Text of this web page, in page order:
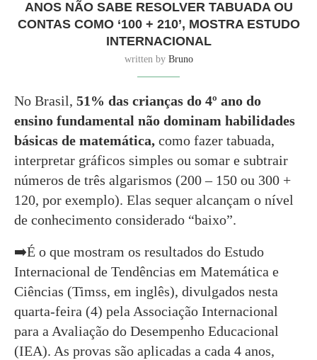
ANOS NÃO SABE RESOLVER TABUADA OU
CONTAS COMO ‘100 + 210’, MOSTRA ESTUDO
INTERNACIONAL
written by Bruno
No Brasil, 51% das crianças do 4º ano do
ensino fundamental não dominam habilidades
básicas de matemática, como fazer tabuada,
interpretar gráficos simples ou somar e subtrair
números de três algarismos (200 – 150 ou 300 +
120, por exemplo). Elas sequer alcançam o nível
de conhecimento considerado “baixo”.
➡️É o que mostram os resultados do Estudo
Internacional de Tendências em Matemática e
Ciências (Timss, em inglês), divulgados nesta
quarta-feira (4) pela Associação Internacional
para a Avaliação do Desempenho Educacional
(IEA). As provas são aplicadas a cada 4 anos,